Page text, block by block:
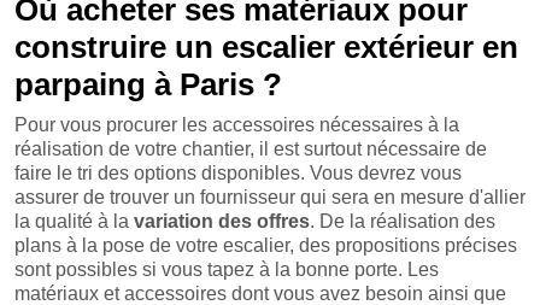
Où acheter ses matériaux pour
construire un escalier extérieur en
parpaing à Paris ?
Pour vous procurer les accessoires nécessaires à la
réalisation de votre chantier, il est surtout nécessaire de
faire le tri des options disponibles. Vous devrez vous
assurer de trouver un fournisseur qui sera en mesure d'allier
la qualité à la variation des offres. De la réalisation des
plans à la pose de votre escalier, des propositions précises
sont possibles si vous tapez à la bonne porte. Les
matériaux et accessoires dont vous avez besoin ainsi que